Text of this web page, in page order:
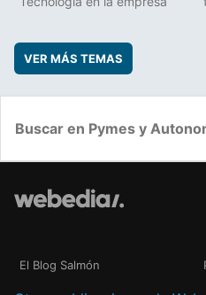
VER MÁS TEMAS
El Blog Salmón